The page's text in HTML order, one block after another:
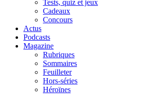
Tests, quiz et jeux
Cadeaux
Concours
Actus
Podcasts
Magazine
Rubriques
Sommaires
Feuilleter
Hors-séries
Héroïnes